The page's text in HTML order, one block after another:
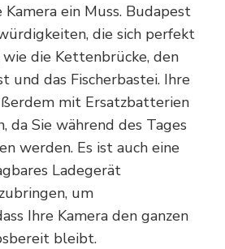
ein Muss. Budapest
die sich perfekt
die Kettenbrücke, den
und das Fischerbastei. Ihre
mit Ersatzbatterien
da Sie während des Tages
werden. Es ist auch eine
Ladegerät
um
Ihre Kamera den ganzen
bleibt.